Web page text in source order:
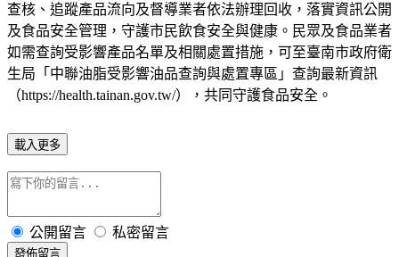
查核、追蹤產品流向及督導業者依法辦理回收，落實資訊公開
及食品安全管理，守護市民飲食安全與健康。民眾及食品業者
如需查詢受影響產品名單及相關處置措施，可至臺南市政府衛
生局「中聯油脂受影響油品查詢與處置專區」查詢最新資訊
（https://health.tainan.gov.tw/），共同守護食品安全。
載入更多
公開留言 私密留言
發佈留言